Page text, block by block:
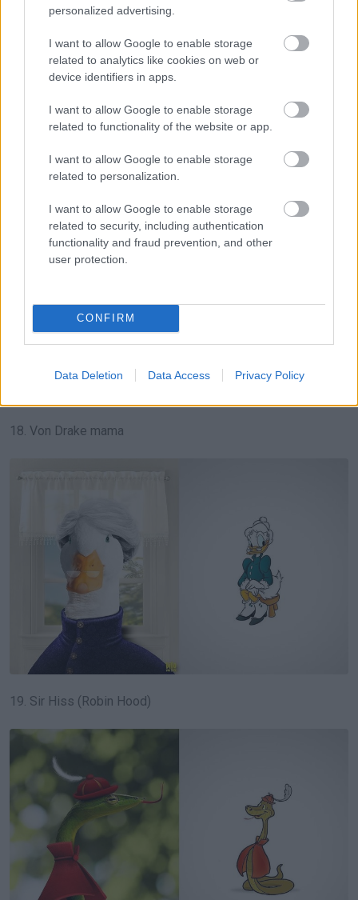
personalized advertising.
I want to allow Google to enable storage
related to analytics like cookies on web or
device identifiers in apps.
I want to allow Google to enable storage
related to functionality of the website or app.
I want to allow Google to enable storage
related to personalization.
I want to allow Google to enable storage
related to security, including authentication
functionality and fraud prevention, and other
user protection.
CONFIRM
Data Deletion Data Access Privacy Policy
17. Scooby-Doo
18. Von Drake mama
19. Sir Hiss (Robin Hood)